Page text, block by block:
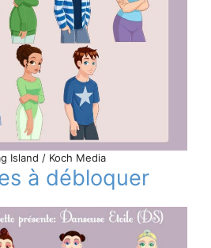
Island / Koch Media
à débloquer